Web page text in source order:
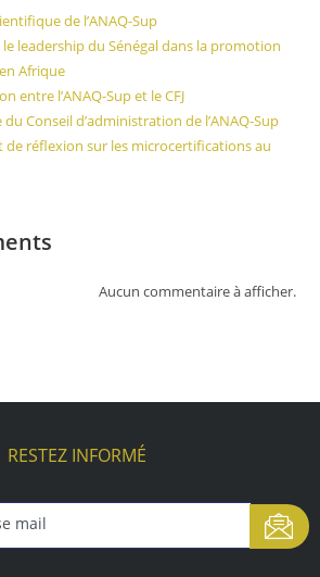
de l’ANAQ-Sup
leadership du Sénégal dans la promotion
Afrique
entre l’ANAQ-Sup et le CFJ
Conseil d’administration de l’ANAQ-Sup
réflexion sur les microcertifications au
Aucun commentaire à afficher.
RESTEZ INFORMÉ